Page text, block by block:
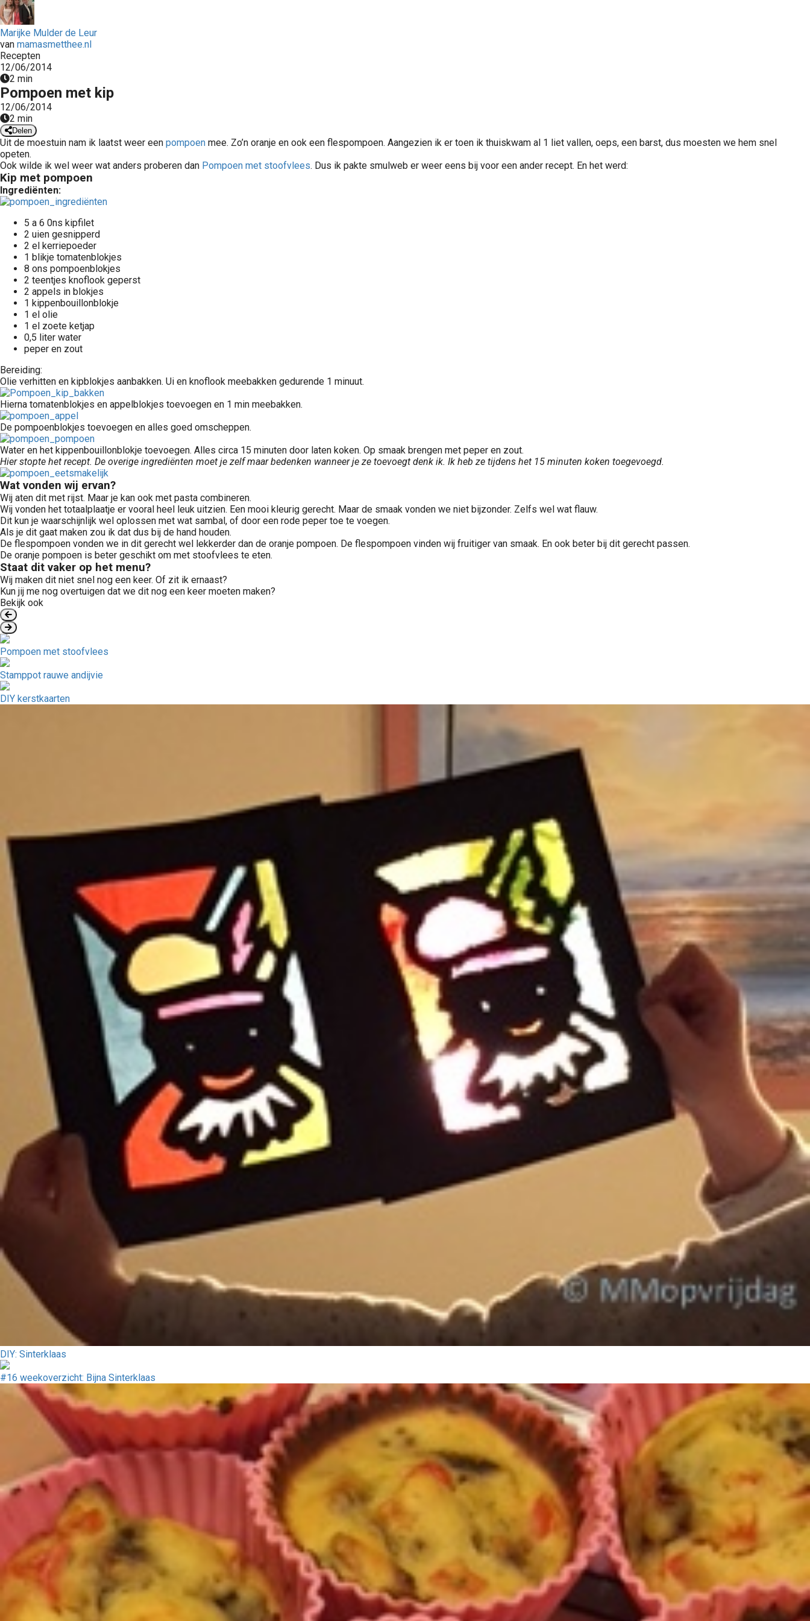
Marijke Mulder de Leur
van mamasmetthee.nl
Recepten
12/06/2014
2 min
Pompoen met kip
12/06/2014
2 min
Delen
Uit de moestuin nam ik laatst weer een pompoen mee. Zo’n oranje en ook een flespompoen. Aangezien ik er toen ik thuiskwam al 1 liet vallen, oeps, een barst, dus moesten we hem snel
opeten.
Ook wilde ik wel weer wat anders proberen dan Pompoen met stoofvlees. Dus ik pakte smulweb er weer eens bij voor een ander recept. En het werd:
Kip met pompoen
Ingrediënten:
5 a 6 0ns kipfilet
2 uien gesnipperd
2 el kerriepoeder
1 blikje tomatenblokjes
8 ons pompoenblokjes
2 teentjes knoflook geperst
2 appels in blokjes
1 kippenbouillonblokje
1 el olie
1 el zoete ketjap
0,5 liter water
peper en zout
Bereiding:
Olie verhitten en kipblokjes aanbakken. Ui en knoflook meebakken gedurende 1 minuut.
Hierna tomatenblokjes en appelblokjes toevoegen en 1 min meebakken.
De pompoenblokjes toevoegen en alles goed omscheppen.
Water en het kippenbouillonblokje toevoegen. Alles circa 15 minuten door laten koken. Op smaak brengen met peper en zout.
Hier stopte het recept. De overige ingrediënten moet je zelf maar bedenken wanneer je ze toevoegt denk ik. Ik heb ze tijdens het 15 minuten koken toegevoegd.
Wat vonden wij ervan?
Wij aten dit met rijst. Maar je kan ook met pasta combineren.
Wij vonden het totaalplaatje er vooral heel leuk uitzien. Een mooi kleurig gerecht. Maar de smaak vonden we niet bijzonder. Zelfs wel wat flauw.
Dit kun je waarschijnlijk wel oplossen met wat sambal, of door een rode peper toe te voegen.
Als je dit gaat maken zou ik dat dus bij de hand houden.
De flespompoen vonden we in dit gerecht wel lekkerder dan de oranje pompoen. De flespompoen vinden wij fruitiger van smaak. En ook beter bij dit gerecht passen.
De oranje pompoen is beter geschikt om met stoofvlees te eten.
Staat dit vaker op het menu?
Wij maken dit niet snel nog een keer. Of zit ik ernaast?
Kun jij me nog overtuigen dat we dit nog een keer moeten maken?
Bekijk ook
Pompoen met stoofvlees
Stamppot rauwe andijvie
DIY kerstkaarten
DIY: Sinterklaas
#16 weekoverzicht: Bijna Sinterklaas